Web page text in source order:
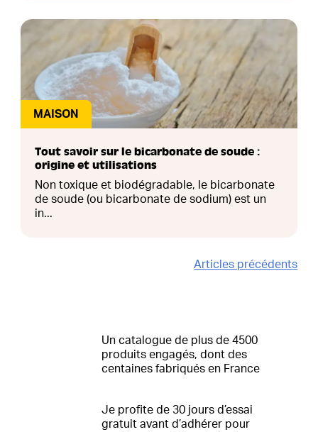
MAISON
Tout savoir sur le bicarbonate de soude :
origine et utilisations
Non toxique et biodégradable, le bicarbonate
de soude (ou bicarbonate de sodium) est un
in...
Articles précédents
Un catalogue de plus de 4500
produits engagés, dont des
centaines fabriqués en France
Je profite de 30 jours d’essai
gratuit avant d’adhérer pour